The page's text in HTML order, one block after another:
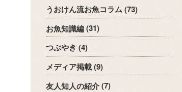
うおけん流お魚コラム(73)
お魚知識編(31)
つぶやき (4)
メディア掲載(9)
友人知人の紹介(7)